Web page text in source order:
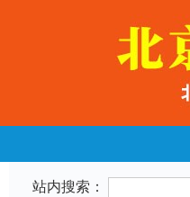
站内搜索：